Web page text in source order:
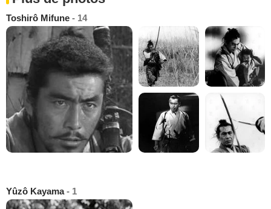
Toshirô Mifune - 14
Yûzô Kayama- 1